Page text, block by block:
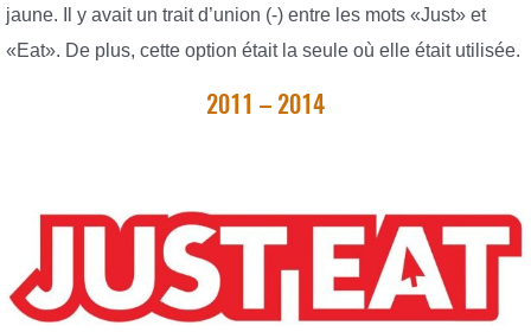
jaune. Il y avait un trait d’union (-) entre les mots «Just» et
«Eat». De plus, cette option était la seule où elle était utilisée.
2011 – 2014